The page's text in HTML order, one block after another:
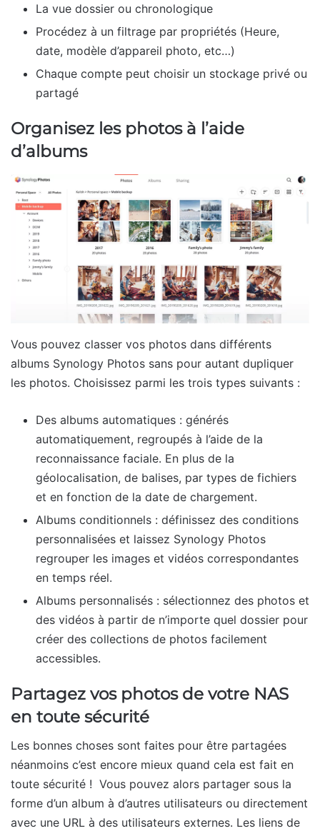
La vue dossier ou chronologique
Procédez à un filtrage par propriétés (Heure,
date, modèle d’appareil photo, etc…)
Chaque compte peut choisir un stockage privé ou
partagé
Organisez les photos à l’aide
d’albums
Vous pouvez classer vos photos dans différents
albums Synology Photos sans pour autant dupliquer
les photos. Choisissez parmi les trois types suivants :
Des albums automatiques : générés
automatiquement, regroupés à l’aide de la
reconnaissance faciale. En plus de la
géolocalisation, de balises, par types de fichiers
et en fonction de la date de chargement.
Albums conditionnels : définissez des conditions
personnalisées et laissez Synology Photos
regrouper les images et vidéos correspondantes
en temps réel.
Albums personnalisés : sélectionnez des photos et
des vidéos à partir de n’importe quel dossier pour
créer des collections de photos facilement
accessibles.
Partagez vos photos de votre NAS
en toute sécurité
Les bonnes choses sont faites pour être partagées
néanmoins c’est encore mieux quand cela est fait en
toute sécurité ! Vous pouvez alors partager sous la
forme d’un album à d’autres utilisateurs ou directement
avec une URL à des utilisateurs externes. Les liens de